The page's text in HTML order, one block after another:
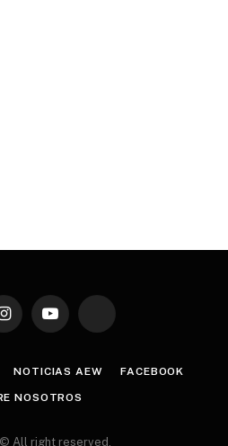
InstagramYouTube TikTok
NOTICIAS AEW FACEBOOK
NOSOTROS
All right reserved.